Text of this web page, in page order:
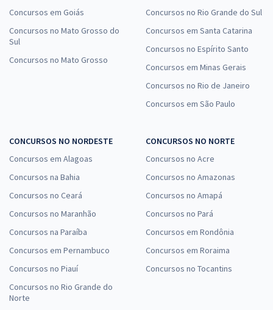
Concursos em Goiás
Concursos no Mato Grosso do
Sul
Concursos no Mato Grosso
Concursos no Rio Grande do Sul
Concursos em Santa Catarina
Concursos no Espírito Santo
Concursos em Minas Gerais
Concursos no Rio de Janeiro
Concursos em São Paulo
CONCURSOS NO NORDESTE
Concursos em Alagoas
Concursos na Bahia
Concursos no Ceará
Concursos no Maranhão
Concursos na Paraíba
Concursos em Pernambuco
Concursos no Piauí
Concursos no Rio Grande do
Norte
CONCURSOS NO NORTE
Concursos no Acre
Concursos no Amazonas
Concursos no Amapá
Concursos no Pará
Concursos em Rondônia
Concursos em Roraima
Concursos no Tocantins